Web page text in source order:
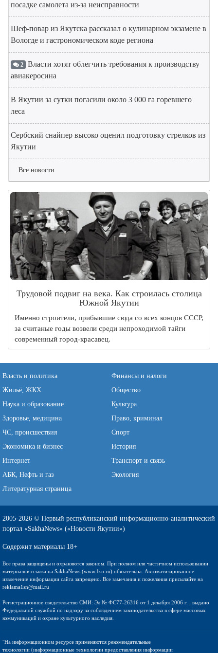
посадке самолета из-за неисправности
Шеф-повар из Якутска рассказал о кулинарном экзамене в
Вологде и гастрономическом коде региона
2 Власти хотят облегчить требования к производству
авиакеросина
В Якутии за сутки погасили около 3 000 га горевшего
леса
Сербский снайпер высоко оценил подготовку стрелков из
Якутии
Все новости
Трудовой подвиг на века. Как строилась столица
Южной Якутии
Именно строители, прибывшие сюда со всех концов СССР,
за считаные годы возвели среди непроходимой тайги
современный город-красавец.
Власть и политика
Финансы и налоги
Жильё, ЖКХ
Общество
Наука и образование
Культура
Здоровье, медицина
Право, криминал
ЧС, происшествия
Спорт
Экономика и бизнес
История
Интернет
Транспорт и связь
АБК, Нефть и газ
Экология
Литературная страница
2005-2026 © Первый республиканский информационно-аналитический
портал «SakhaNews» («Новости Якутии»)
Содержит материалы 18+
Все права защищены и охраняются законом. При полном или частичном использовании
материалов ссылка на SakhaNews (www.1sn.ru) обязательна. Автоматизированное
извлечение информации сайта запрещено. Все замечания и пожелания присылайте на
reklama1sn@mail.ru
Регистрационное свидетельство СМИ: Эл № ФС77-26316 от 1 декабря 2006 г. , выдано
Федедальной службой по надзору за соблюдением законодательства в сфере массовых
коммуникаций и охране культурного наследия.
"На информационном ресурсе применяются рекомендательные
технологии (информационные технологии предоставления информации